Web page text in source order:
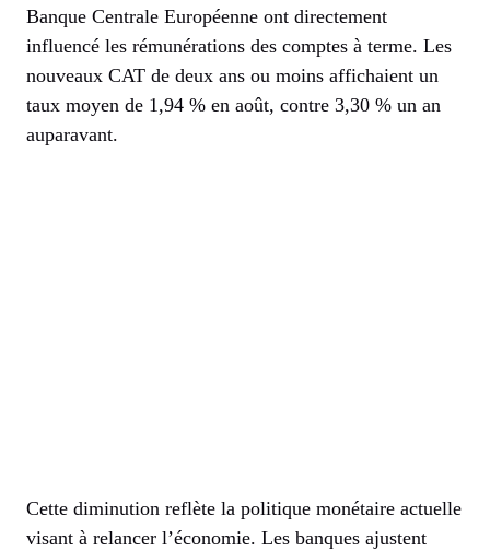
Banque Centrale Européenne ont directement
influencé les rémunérations des comptes à terme. Les
nouveaux CAT de deux ans ou moins affichaient un
taux moyen de 1,94 % en août, contre 3,30 % un an
auparavant.
Cette diminution reflète la politique monétaire actuelle
visant à relancer l’économie. Les banques ajustent